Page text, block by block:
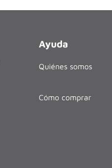
Ayuda
Quiénes somos
Cómo comprar